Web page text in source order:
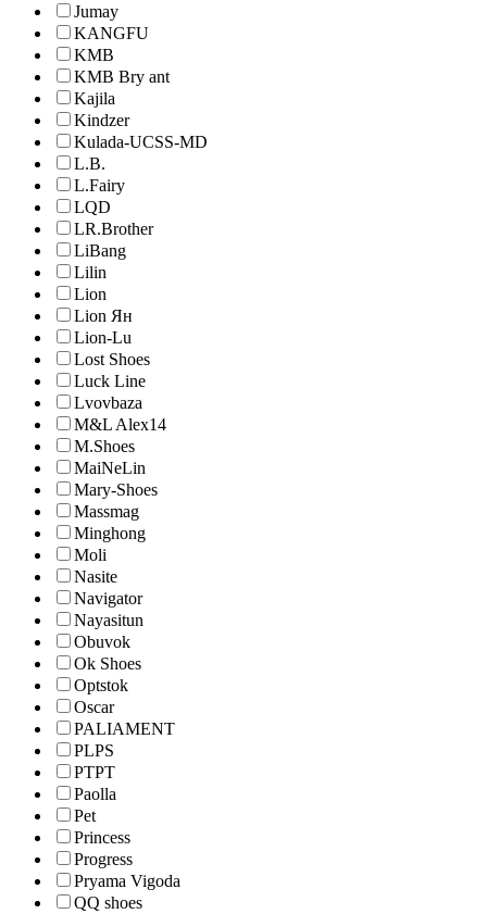
Jumay
KANGFU
KMB
KMB Bry ant
Kajila
Kindzer
Kulada-UCSS-MD
L.B.
L.Fairy
LQD
LR.Brother
LiBang
Lilin
Lion
Lion Ян
Lion-Lu
Lost Shoes
Luck Line
Lvovbaza
M&L Alex14
M.Shoes
MaiNeLin
Mary-Shoes
Massmag
Minghong
Moli
Nasite
Navigator
Nayasitun
Obuvok
Ok Shoes
Optstok
Oscar
PALIAMENT
PLPS
PTPT
Paolla
Pet
Princess
Progress
Pryama Vigoda
QQ shoes